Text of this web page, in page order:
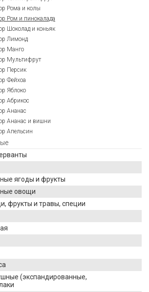
Рома и колы
Ром и пинокалада
Шоколад и коньяк
Лимонд
Манго
Мультифрут
Персик
Фейхоа
Яблоко
Абрикос
Ананас
Ананас и вишни
Апельсин
ягоды и фрукты
овощи
фрукты и травы, специи
(экспандированные,